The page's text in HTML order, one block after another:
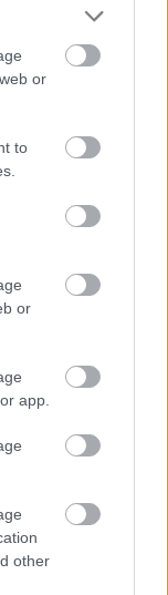
or
to
or
app.
other
úszik, heti 70-80
el